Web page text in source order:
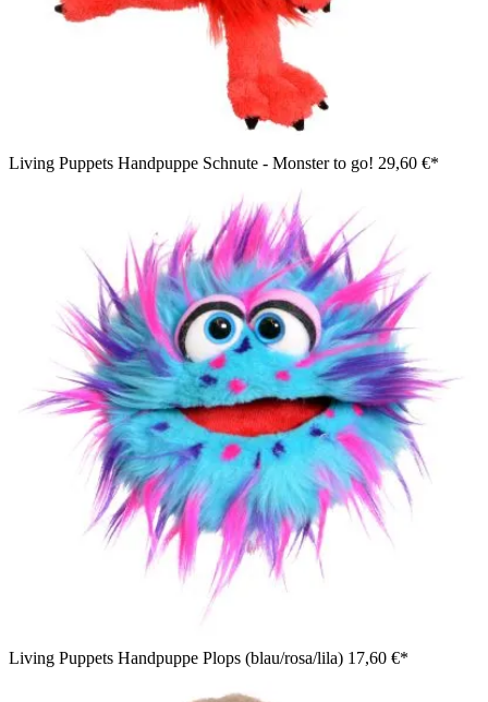
Living Puppets Handpuppe Schnute - Monster to go! 29,60 €*
Living Puppets Handpuppe Plops (blau/rosa/lila) 17,60 €*